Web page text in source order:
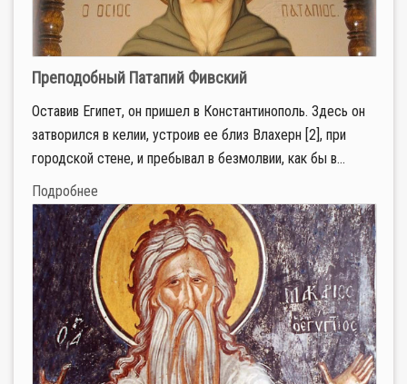
Преподобный Патапий Фивский
Оставив Египет, он пришел в Константинополь. Здесь он
затворился в келии, устроив ее близ Влахерн [2], при
городской стене, и пребывал в безмолвии, как бы в...
Подробнее